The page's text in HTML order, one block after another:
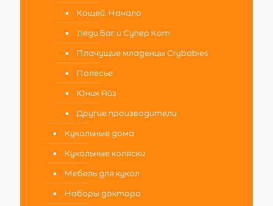
Кощей. Начало
Леди Баг и Супер Кот
Плачущие младенцы Crybabies
Полесье
Юник Айз
Другие производители
Кукольные дома
Кукольные коляски
Мебель для кукол
Наборы доктора